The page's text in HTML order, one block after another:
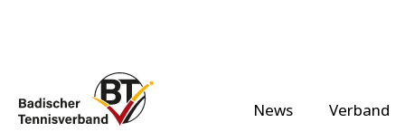
News Verband